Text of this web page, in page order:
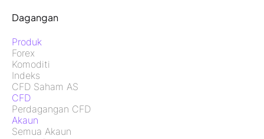
Dagangan
Produk
Forex
Komoditi
Indeks
CFD Saham AS
CFD
Perdagangan CFD
Akaun
Semua Akaun